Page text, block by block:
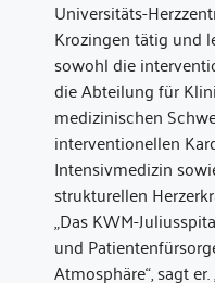
Universitäts-
Krozingen tätig und
sowohl die
die Abteilung für
medizinischen
interventionellen
Intensivmedizin
strukturellen
„Das KWM-
und
Atmosphäre“, sagt